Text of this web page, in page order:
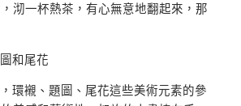
沏一杯熱茶，有心無意地翻起來，那
和尾花
環襯、題圖、尾花這些美術元素的參